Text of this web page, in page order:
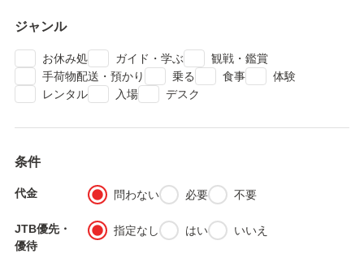
ジャンル
お休み処 ガイド・学ぶ 観戦・鑑賞
手荷物配送・預かり 乗る 食事 体験
レンタル 入場 デスク
条件
代金 fiber_manual_record 問わないfiber_manual_record 必要fiber_manual_record 不要
JTB優先・
優待
fiber_manual_record 指定なし fiber_manual_record はいfiber_manual_record いいえ